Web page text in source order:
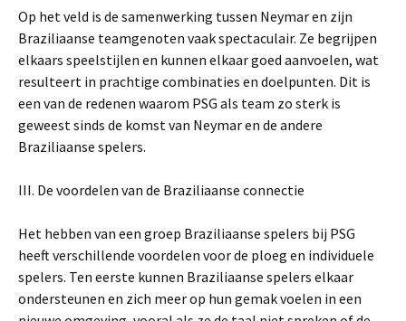
Op het veld is de samenwerking tussen Neymar en zijn
Braziliaanse teamgenoten vaak spectaculair. Ze begrijpen
elkaars speelstijlen en kunnen elkaar goed aanvoelen, wat
resulteert in prachtige combinaties en doelpunten. Dit is
een van de redenen waarom PSG als team zo sterk is
geweest sinds de komst van Neymar en de andere
Braziliaanse spelers.
III. De voordelen van de Braziliaanse connectie
Het hebben van een groep Braziliaanse spelers bij PSG
heeft verschillende voordelen voor de ploeg en individuele
spelers. Ten eerste kunnen Braziliaanse spelers elkaar
ondersteunen en zich meer op hun gemak voelen in een